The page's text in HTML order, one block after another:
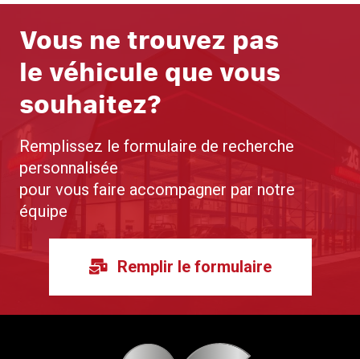
Vous ne trouvez pas
le véhicule que vous
souhaitez?
Remplissez le formulaire de recherche
personnalisée
pour vous faire accompagner par notre
équipe
Remplir le formulaire